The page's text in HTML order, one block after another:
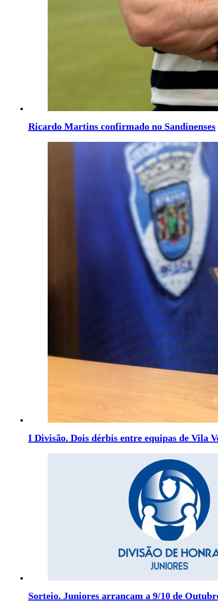
Ricardo Martins confirmado no Sandinenses
I Divisão. Dois dérbis entre equipas de Vila
Sorteio. Juniores arrancam a 9/10 de